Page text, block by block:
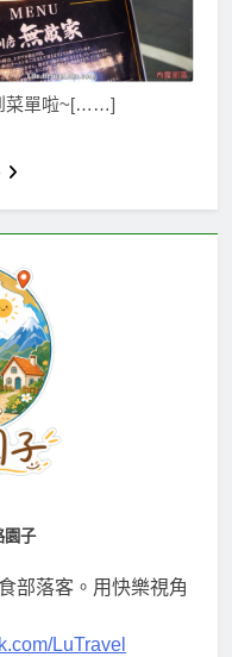
菜單啦~[……]
園子
部落客。用快樂視角
LuTravel